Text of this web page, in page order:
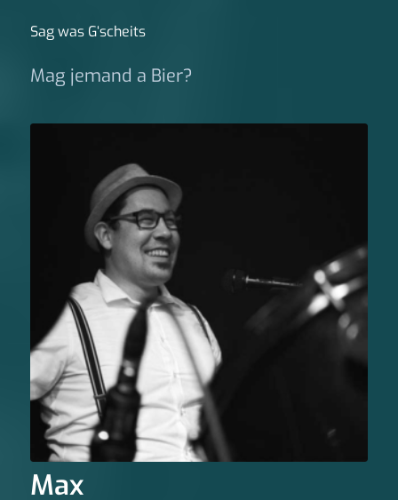
Sag was G‘scheits
Mag jemand a Bier?
Max